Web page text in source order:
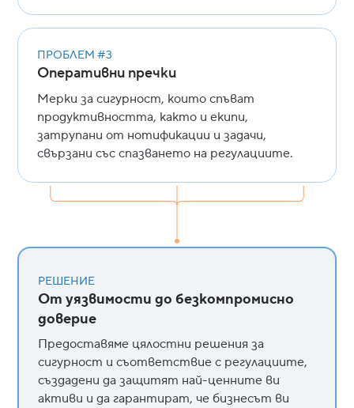
ПРОБЛЕМ #3
Оперативни пречки
Мерки за сигурност, които спъват
продуктивността, както и екипи,
затрупани от нотификации и задачи,
свързани със спазването на регулациите.
РЕШЕНИЕ
От уязвимости до безкомпромисно
доверие
Предоставяме цялостни решения за
сигурност и съответствие с регулациите,
създадени да защитят най-ценните ви
активи и да гарантират, че бизнесът ви